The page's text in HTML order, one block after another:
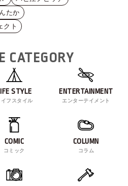
たか
クト
CATEGORY
STYLE
イフスタイル
ENTERTAINMENT
エンターテイメント
COMIC
コミック
COLUMN
コラム